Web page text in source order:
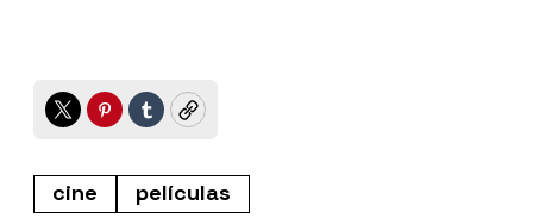
TwitterPinterest
TumblrCopy
cine películas